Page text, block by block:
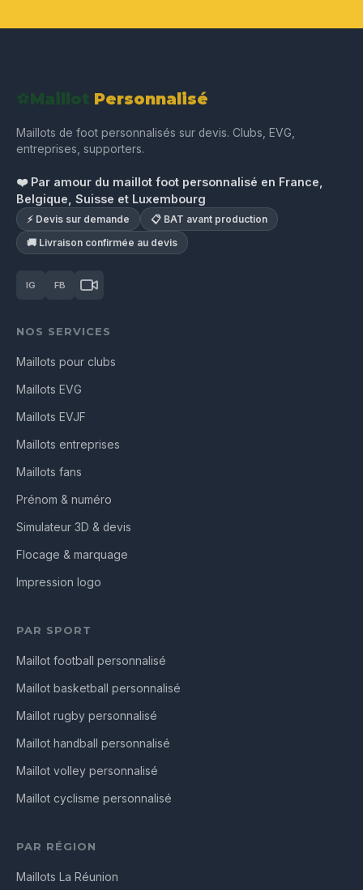
⚽Maillot Personnalisé
Maillots de foot personnalisés sur devis. Clubs, EVG,
entreprises, supporters.
❤️ Par amour du maillot foot personnalisé en France,
Belgique, Suisse et Luxembourg
⚡ Devis sur demande
📋 BAT avant production
🚚 Livraison confirmée au devis
IG FB
NOS SERVICES
Maillots pour clubs
Maillots EVG
Maillots EVJF
Maillots entreprises
Maillots fans
Prénom & numéro
Simulateur 3D & devis
Flocage & marquage
Impression logo
PAR SPORT
Maillot football personnalisé
Maillot basketball personnalisé
Maillot rugby personnalisé
Maillot handball personnalisé
Maillot volley personnalisé
Maillot cyclisme personnalisé
PAR RÉGION
Maillots La Réunion